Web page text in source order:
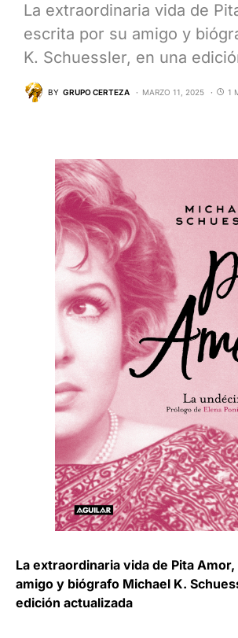
La extraordinaria vida de
escrita por su amigo y
K. Schuessler, en una
BY GRUPO CERTEZA MARZO 11, 2025 1
La extraordinaria vida de Pita
amigo y biógrafo Michael K.
edición actualizada